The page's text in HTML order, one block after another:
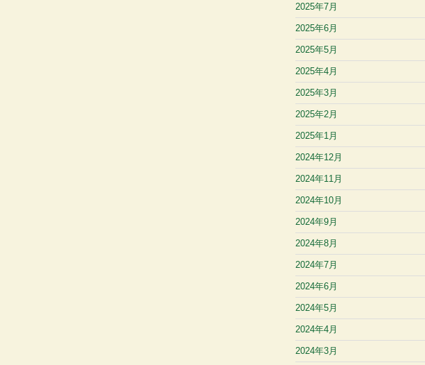
2025年7月
2025年6月
2025年5月
2025年4月
2025年3月
2025年2月
2025年1月
2024年12月
2024年11月
2024年10月
2024年9月
2024年8月
2024年7月
2024年6月
2024年5月
2024年4月
2024年3月